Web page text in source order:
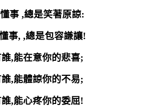
事 ,總是笑著原諒:
事, ,總是包容謙讓!
,能在意你的悲喜;
,能體諒你的不易;
,能心疼你的委屈!